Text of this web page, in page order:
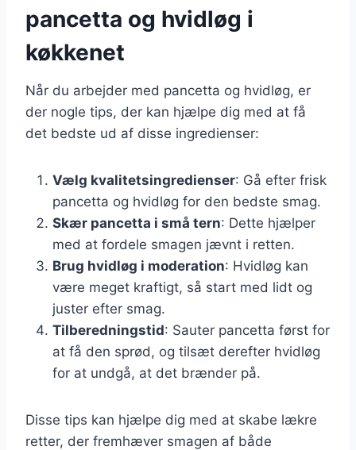
pancetta og hvidløg i
køkkenet
Når du arbejder med pancetta og hvidløg, er
der nogle tips, der kan hjælpe dig med at få
det bedste ud af disse ingredienser:
Vælg kvalitetsingredienser: Gå efter frisk
pancetta og hvidløg for den bedste smag.
Skær pancetta i små tern: Dette hjælper
med at fordele smagen jævnt i retten.
Brug hvidløg i moderation: Hvidløg kan
være meget kraftigt, så start med lidt og
juster efter smag.
Tilberedningstid: Sauter pancetta først for
at få den sprød, og tilsæt derefter hvidløg
for at undgå, at det brænder på.
Disse tips kan hjælpe dig med at skabe lækre
retter, der fremhæver smagen af både